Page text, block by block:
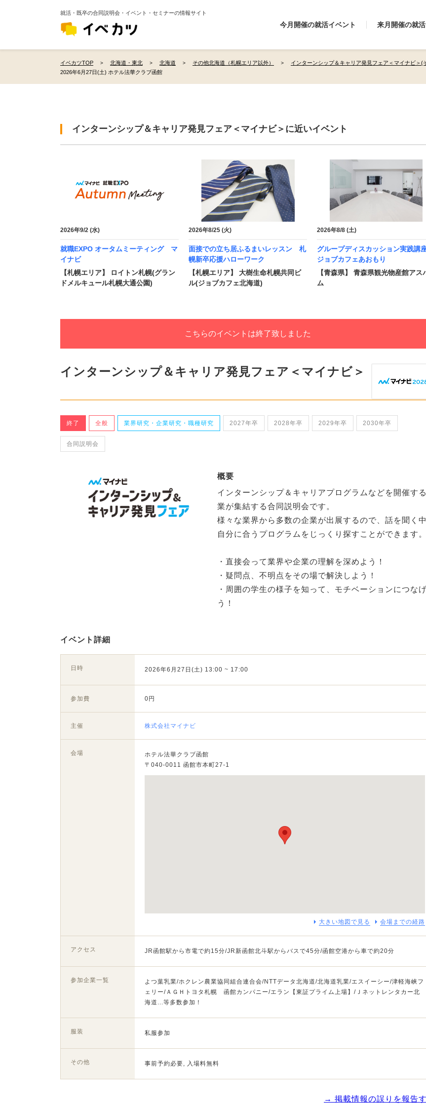
就活・既卒の合同説明会・イベント・セミナーの情報サイト
今月開催の就活イベント 来月開催の就
イベカツTOP 北海道・東北 北海道 その他北海道（札幌エリア以外）
インターンシップ＆キャリア発見フェア＜マイナビ＞(
2026年6月27日(土) ホテル法華クラブ函館
インターンシップ＆キャリア発見フェア＜マイナビ＞に近いイベント
2026年9/2 (水)
就職EXPO オータムミーティング マ
イナビ
【札幌エリア】 ロイトン札幌(グラン
ドメルキュール札幌大通公園)
2026年8/25 (火)
面接での立ち居ふるまいレッスン 札
幌新卒応援ハローワーク
【札幌エリア】 大樹生命札幌共同ビ
ル(ジョブカフェ北海道)
2026年8/8 (土)
グループディスカッション実践講
ジョブカフェあおもり
【青森県】 青森県観光物産館アス
ム
こちらのイベントは終了致しました
インターンシップ＆キャリア発見フェア＜マイナビ＞
終了 全般 業界研究・企業研究・職種研究 2027年卒 2028年卒 2029年卒 2030年卒
合同説明会
概要
インターンシップ＆キャリアプログラムなどを開催す
業が集結する合同説明会です。
様々な業界から多数の企業が出展するので、話を聞く
自分に合うプログラムをじっくり探すことができます。
・直接会って業界や企業の理解を深めよう！
・疑問点、不明点をその場で解決しよう！
・周囲の学生の様子を知って、モチベーションにつな
う！
イベント詳細
日時 2026年6月27日(土) 13:00 ~ 17:00
参加費 0円
主催 株式会社マイナビ
会場
ホテル法華クラブ函館
〒040-0011 函館市本町27-1
大きい地図で見る 会場までの経路
アクセス JR函館駅から市電で約15分/JR新函館北斗駅からバスで45分/函館空港から車で約20分
参加企業一覧
よつ葉乳業/ホクレン農業協同組合連合会/NTTデータ北海道/北海道乳業/エスイーシー/津軽海峡フ
ェリー/ＡＧＨトヨタ札幌 函館カンパニー/エラン【東証プライム上場】/Ｊネットレンタカー北
海道...等多数参加！
服装 私服参加
その他 事前予約必要, 入場料無料
→ 掲載情報の誤りを報告